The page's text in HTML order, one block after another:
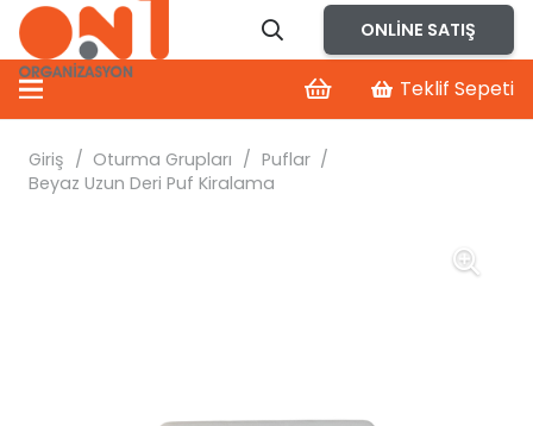
ONLINE SATIŞ
Teklif Sepeti
Giriş / Oturma Grupları / Puflar /
Beyaz Uzun Deri Puf Kiralama